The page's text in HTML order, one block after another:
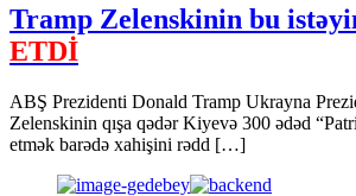
Tramp Zelenskinin bu
ETDİ
ABŞ Prezidenti Donald Tramp Ukrayna
Zelenskinin qışa qədər Kiyevə 300 ədəd
etmək barədə xahişini rədd […]